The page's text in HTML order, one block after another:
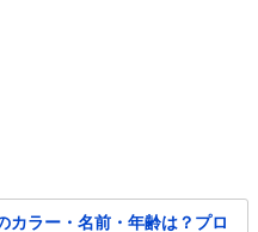
カラー・名前・年齢は？プロ